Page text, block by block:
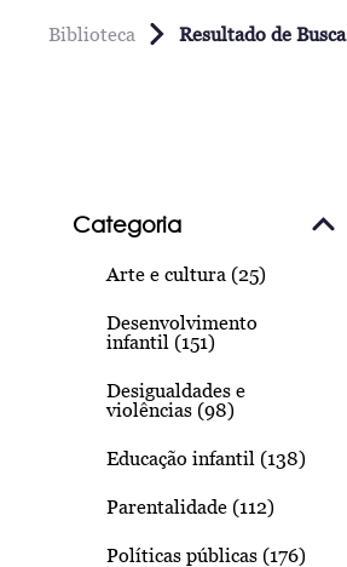
Biblioteca Resultado de Busca
Categoria
Arte e cultura (25)
Desenvolvimento
infantil (151)
Desigualdades e
violências (98)
Educação infantil (138)
Parentalidade (112)
Políticas públicas (176)